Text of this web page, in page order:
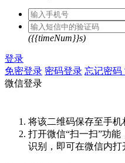
({{timeNum}}s)
登录
免密登录 密码登录 忘记密码
微信登录
将该二维码保存至手机
打开微信“扫一扫”功
识别，即可在微信内打